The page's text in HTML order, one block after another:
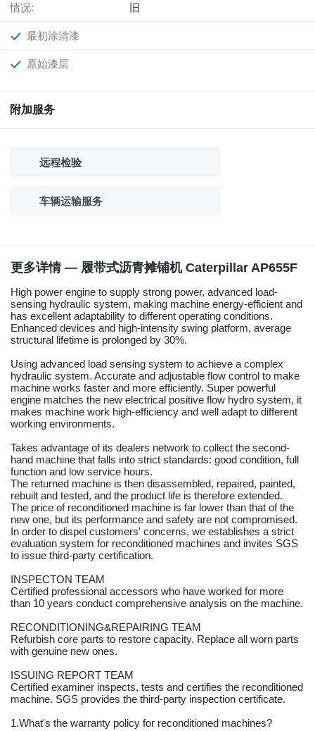
情况: 旧
最初涂清漆
原始漆层
附加服务
远程检验
车辆运输服务
更多详情 — 履带式沥青摊铺机 Caterpillar AP655F
High power engine to supply strong power, advanced load-
sensing hydraulic system, making machine energy-efficient and
has excellent adaptability to different operating conditions.
Enhanced devices and high-intensity swing platform, average
structural lifetime is prolonged by 30%.
Using advanced load sensing system to achieve a complex
hydraulic system. Accurate and adjustable flow control to make
machine works faster and more efficiently. Super powerful
engine matches the new electrical positive flow hydro system, it
makes machine work high-efficiency and well adapt to different
working environments.
Takes advantage of its dealers network to collect the second-
hand machine that falls into strict standards: good condition, full
function and low service hours.
The returned machine is then disassembled, repaired, painted,
rebuilt and tested, and the product life is therefore extended.
The price of reconditioned machine is far lower than that of the
new one, but its performance and safety are not compromised.
In order to dispel customers' concerns, we establishes a strict
evaluation system for reconditioned machines and invites SGS
to issue third-party certification.
INSPECTON TEAM
Certified professional accessors who have worked for more
than 10 years conduct comprehensive analysis on the machine.
RECONDITIONING&REPAIRING TEAM
Refurbish core parts to restore capacity. Replace all worn parts
with genuine new ones.
ISSUING REPORT TEAM
Certified examiner inspects, tests and certifies the reconditioned
machine. SGS provides the third-party inspection certificate.
1.What's the warranty policy for reconditioned machines?